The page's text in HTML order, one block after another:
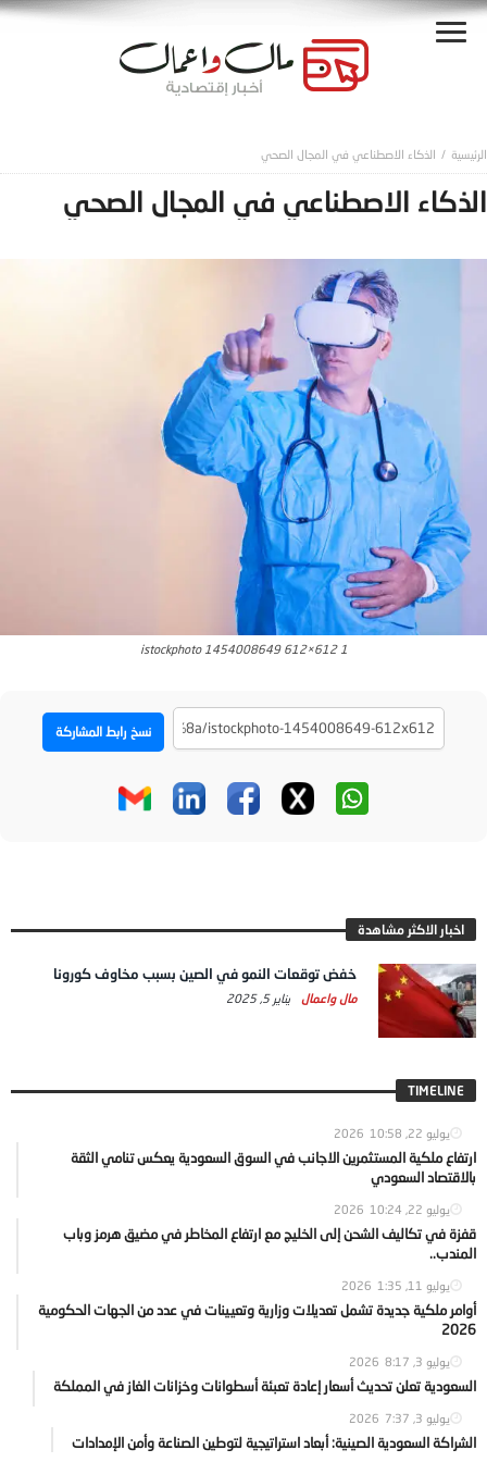
الذكاء الاصطناعي في المجال الصحي
الذكاء الاصطناعي في المجال الصحي
istockphoto 1454008649 612×612 1
نسخ رابط المشاركة
اخبار الاكثر مشاهدة
خفض توقعات النمو في الصين بسبب مخاوف كورونا
مال واعمال يناير 5, 2025
TIMELINE
يوليو 22, 2026 10:58
ارتفاع ملكية المستثمرين الاجانب في السوق السعودية يعكس تنامي الثقة
بالاقتصاد السعودي
يوليو 22, 2026 10:24
قفزة في تكاليف الشحن إلى الخليج مع ارتفاع المخاطر في مضيق هرمز وباب
المندب..
يوليو 11, 2026 1:35
أوامر ملكية جديدة تشمل تعديلات وزارية وتعيينات في عدد من الجهات الحكومية
2026
يوليو 3, 2026 8:17
السعودية تعلن تحديث أسعار إعادة تعبئة أسطوانات وخزانات الغاز في المملكة
يوليو 3, 2026 7:37
الشراكة السعودية الصينية: أبعاد استراتيجية لتوطين الصناعة وأمن الإمدادات